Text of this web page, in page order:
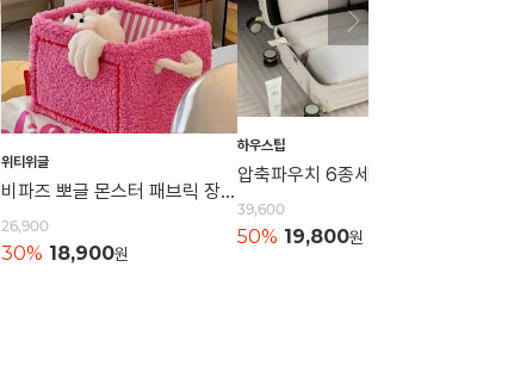
위티위글
비파즈 뽀글 몬스터 패브릭 장난감 수납함 보관함
26,900
30% 18,900원
하우스팁
39,600
50% 19,800원